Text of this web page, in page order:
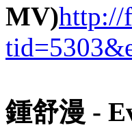
MV)http://
鍾舒漫 -